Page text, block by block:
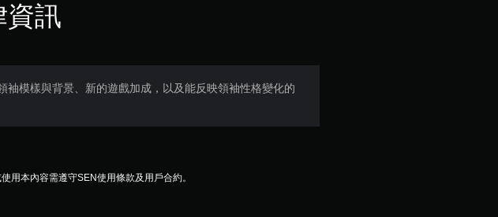
資訊
袖模樣與背景、新的遊戲加成，以及能反映領袖性格變化的
用本內容需遵守SEN使用條款及用戶合約。